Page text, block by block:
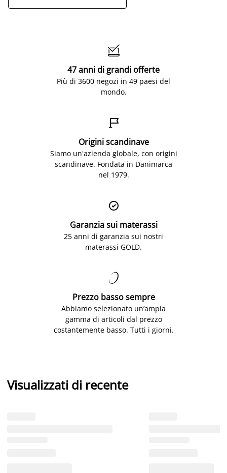

47 anni di grandi offerte
Più di 3600 negozi in 49 paesi del
mondo.

Origini scandinave
Siamo un'azienda globale, con origini
scandinave. Fondata in Danimarca
nel 1979.

Garanzia sui materassi
25 anni di garanzia sui nostri
materassi GOLD.

Prezzo basso sempre
Abbiamo selezionato un’ampia
gamma di articoli dal prezzo
costantemente basso. Tutti i giorni.
Visualizzati di recente